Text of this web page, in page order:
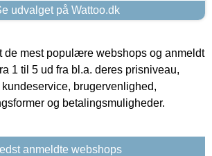
udvalget på Wattoo.dk
de mest populære webshops og anmeldt
1 til 5 ud fra bl.a. deres prisniveau,
brugervenlighed,
og betalingsmuligheder.
anmeldte webshops